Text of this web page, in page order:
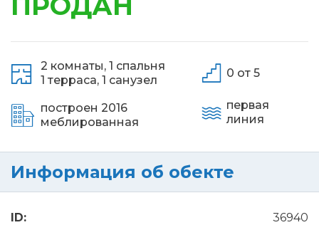
2 комнаты, 1 спальня
1 терраса, 1 санузел
построен 2016
меблированная
0 от 5
первая
линия
Информация об обекте
ID: 36940